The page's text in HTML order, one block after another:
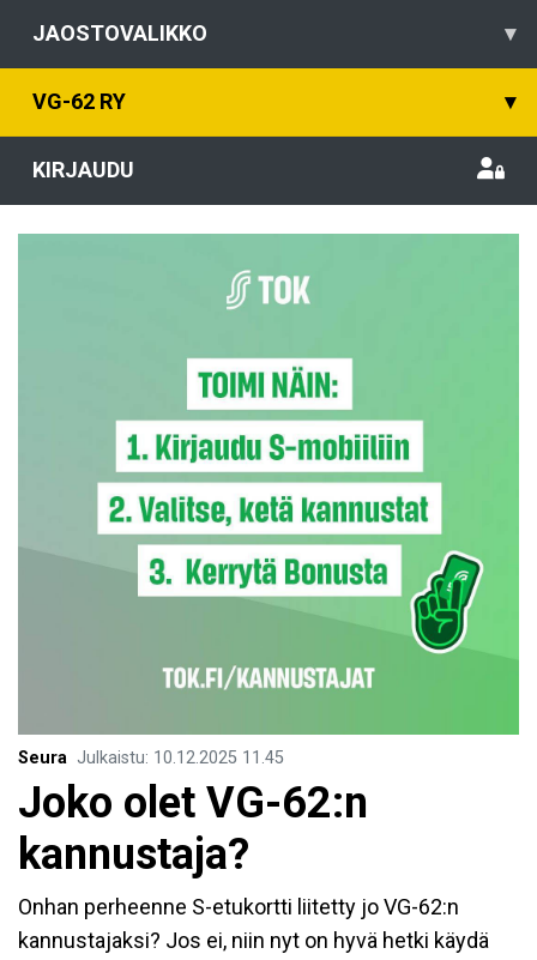
JAOSTOVALIKKO ▾
VG-62 RY ▾
KIRJAUDU
Seura Julkaistu: 10.12.2025 11.45
Joko olet VG-62:n
kannustaja?
Onhan perheenne S-etukortti liitetty jo VG-62:n
kannustajaksi? Jos ei, niin nyt on hyvä hetki käydä